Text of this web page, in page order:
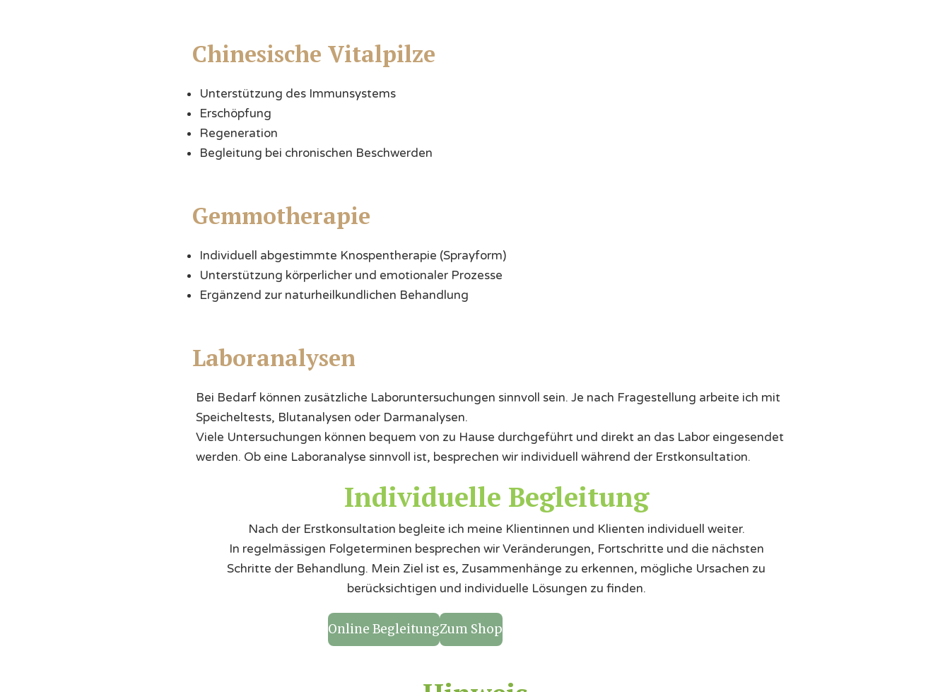
Chinesische Vitalpilze
Unterstützung des Immunsystems
Erschöpfung
Regeneration
Begleitung bei chronischen Beschwerden
Gemmotherapie
Individuell abgestimmte Knospentherapie (Sprayform)
Unterstützung körperlicher und emotionaler Prozesse
Ergänzend zur naturheilkundlichen Behandlung
Laboranalysen
Bei Bedarf können zusätzliche Laboruntersuchungen sinnvoll sein. Je nach Fragestellung arbeite ich mit
Speicheltests, Blutanalysen oder Darmanalysen.
Viele Untersuchungen können bequem von zu Hause durchgeführt und direkt an das Labor eingesendet
werden. Ob eine Laboranalyse sinnvoll ist, besprechen wir individuell während der Erstkonsultation.
Individuelle Begleitung
Nach der Erstkonsultation begleite ich meine Klientinnen und Klienten individuell weiter.
In regelmässigen Folgeterminen besprechen wir Veränderungen, Fortschritte und die nächsten
Schritte der Behandlung. Mein Ziel ist es, Zusammenhänge zu erkennen, mögliche Ursachen zu
berücksichtigen und individuelle Lösungen zu finden.
Online BegleitungZum Shop